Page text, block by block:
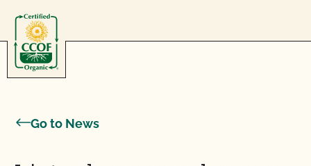
Go to News